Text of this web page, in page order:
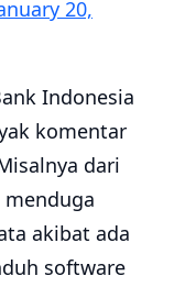
20,
Indonesia
komentar
dari
menduga
akibat ada
software